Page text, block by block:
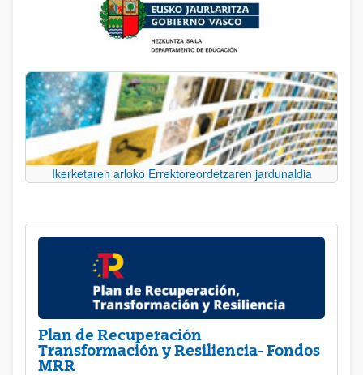
Ikerketaren arloko Errektoreordetzaren jardunaldia
Plan de Recuperación
Transformación y Resiliencia- Fondos
MRR